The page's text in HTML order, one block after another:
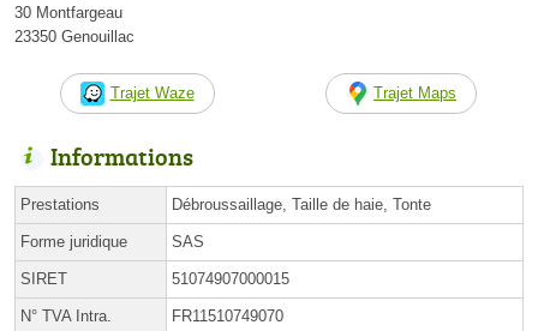
30 Montfargeau
23350 Genouillac
Trajet Waze Trajet Maps
Informations
Prestations Débroussaillage, Taille de haie, Tonte
Forme juridique SAS
SIRET 51074907000015
N° TVA Intra. FR11510749070